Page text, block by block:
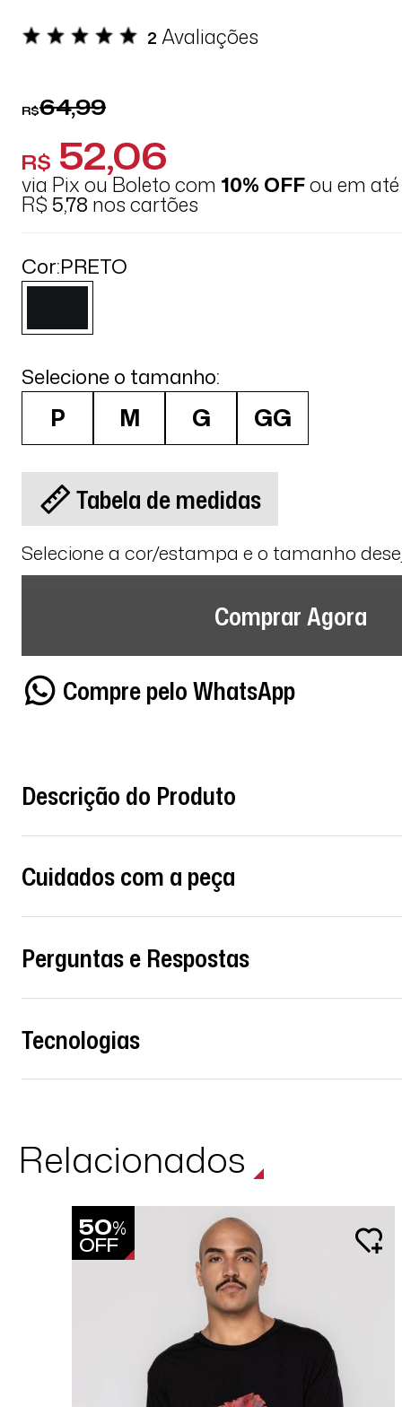
2 Avaliações
R$64,99
R$ 52,06
via Pix ou Boleto com 10% OFFou em
R$ 5,78 nos cartões
Cor:PRETO
Selecione o tamanho:
P M G GG
Tabela de medidas
Selecione a cor/estampa e o tamanho
Comprar Agora
Compre pelo WhatsApp
Descrição do Produto
Cuidados com a peça
Perguntas e Respostas
Tecnologias
Relacionados
50%
OFF